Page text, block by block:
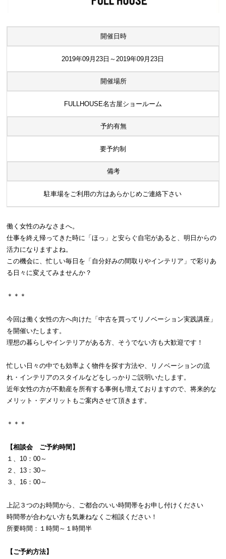
開催日時
2019年09月23日～2019年09月23日
開催場所
FULLHOUSE名古屋ショールーム
予約有無
要予約制
備考
駐車場をご利用の方はあらかじめご連絡下さい
働く女性のみなさまへ。
仕事を終え帰ってきた時に「ほっ」と安らぐ自宅があると、明日からの
活力になりますよね。
この機会に、忙しい毎日を「自分好みの間取りやインテリア」で彩りあ
る日々に変えてみませんか？
＊＊＊
今回は働く女性の方へ向けた「中古を買ってリノベーション実践講座」
を開催いたします。
理想の暮らしやインテリアがある方、そうでない方も大歓迎です！
忙しい日々の中でも効率よく物件を探す方法や、リノベーションの流
れ・インテリアのスタイルなどをしっかりご説明いたします。
近年女性の方が不動産を所有する事例も増えておりますので、将来的な
メリット・デメリットもご案内させて頂きます。
＊＊＊
【相談会 ご予約時間】
１、10：00～
２、13：30～
３、16：00～
上記３つのお時間から、ご都合のいい時間帯をお申し付けください
時間帯が合わない方も気兼ねなくご相談ください！
所要時間：１時間～１時間半
【ご予約方法】